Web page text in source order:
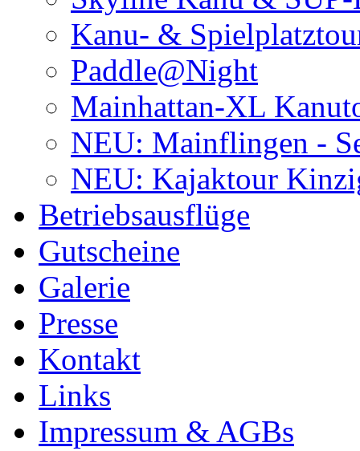
Kanu- &
Paddle@Night
Mainhattan-XL
NEU: Mainflingen -
NEU: Kajaktour
Betriebsausflüge
Gutscheine
Galerie
Presse
Kontakt
Links
Impressum & AGBs